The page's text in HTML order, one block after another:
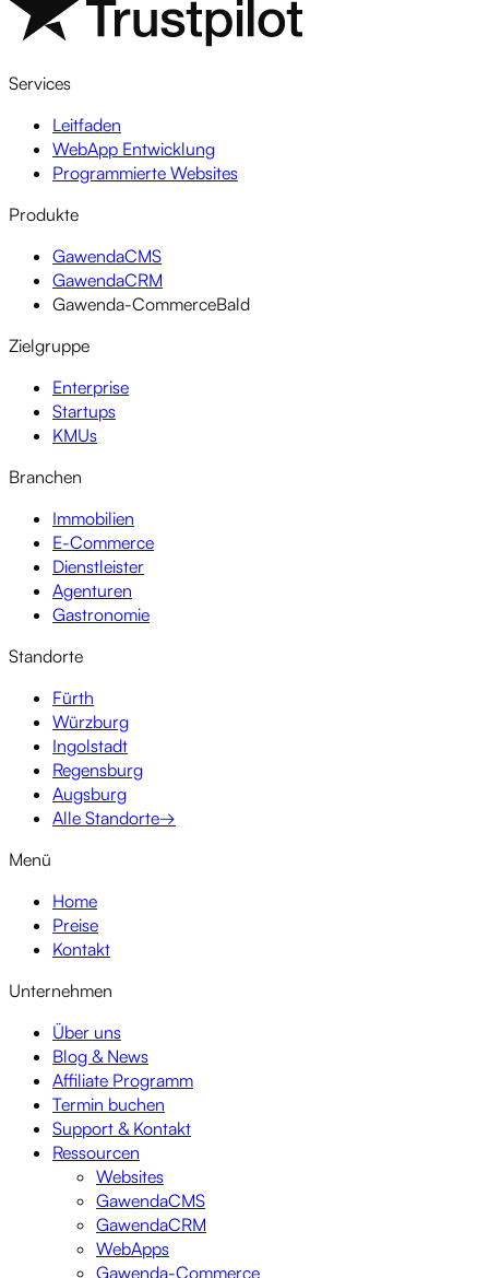
Services
Leitfaden
WebApp Entwicklung
Programmierte Websites
Produkte
GawendaCMS
GawendaCRM
Gawenda-CommerceBald
Zielgruppe
Enterprise
Startups
KMUs
Branchen
Immobilien
E-Commerce
Dienstleister
Agenturen
Gastronomie
Standorte
Fürth
Würzburg
Ingolstadt
Regensburg
Augsburg
Alle Standorte→
Menü
Home
Preise
Kontakt
Unternehmen
Über uns
Blog & News
Affiliate Programm
Termin buchen
Support & Kontakt
Ressourcen
Websites
GawendaCMS
GawendaCRM
WebApps
Gawenda-Commerce